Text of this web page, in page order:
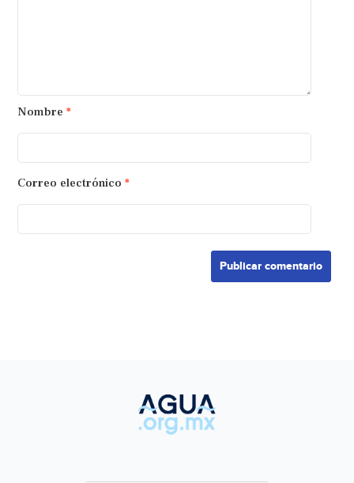
Nombre *
Correo electrónico *